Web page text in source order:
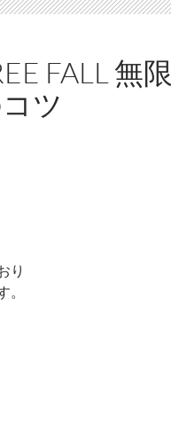
FALL 無限
ツ
り
ステージ87 攻略のコツ